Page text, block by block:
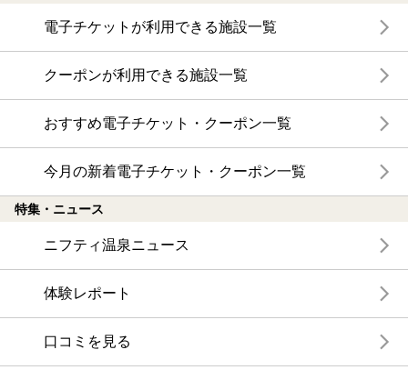
電子チケットが利用できる施設一覧
クーポンが利用できる施設一覧
おすすめ電子チケット・クーポン一覧
今月の新着電子チケット・クーポン一覧
特集・ニュース
ニフティ温泉ニュース
体験レポート
口コミを見る